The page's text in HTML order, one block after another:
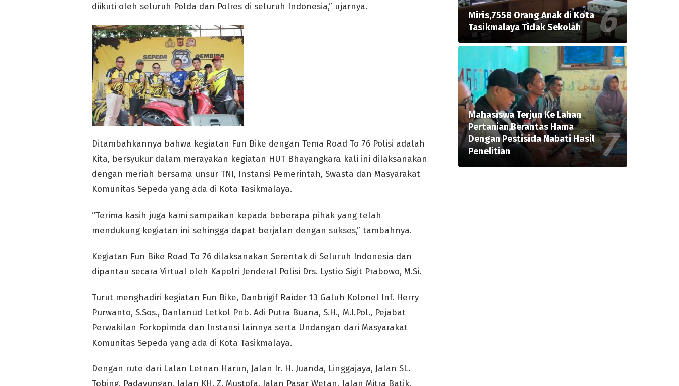
diikuti oleh seluruh Polda dan Polres di seluruh Indonesia,” ujarnya.
Ditambahkannya bahwa kegiatan Fun Bike dengan Tema Road To 76 Polisi adalah
Kita, bersyukur dalam merayakan kegiatan HUT Bhayangkara kali ini dilaksanakan
dengan meriah bersama unsur TNI, Instansi Pemerintah, Swasta dan Masyarakat
Komunitas Sepeda yang ada di Kota Tasikmalaya.
“Terima kasih juga kami sampaikan kepada beberapa pihak yang telah
mendukung kegiatan ini sehingga dapat berjalan dengan sukses,” tambahnya.
Kegiatan Fun Bike Road To 76 dilaksanakan Serentak di Seluruh Indonesia dan
dipantau secara Virtual oleh Kapolri Jenderal Polisi Drs. Lystio Sigit Prabowo, M.Si.
Turut menghadiri kegiatan Fun Bike, Danbrigif Raider 13 Galuh Kolonel Inf. Herry
Purwanto, S.Sos., Danlanud Letkol Pnb. Adi Putra Buana, S.H., M.I.Pol., Pejabat
Perwakilan Forkopimda dan Instansi lainnya serta Undangan dari Masyarakat
Komunitas Sepeda yang ada di Kota Tasikmalaya.
Dengan rute dari Lalan Letnan Harun, Jalan Ir. H. Juanda, Linggajaya, Jalan SL.
Tobing, Padayungan, Jalan KH. Z. Mustofa, Jalan Pasar Wetan, Jalan Mitra Batik,
Miris,7558 Orang Anak di Kota
Tasikmalaya Tidak Sekolah
Mahasiswa Terjun Ke Lahan
Pertanian,Berantas Hama
Dengan Pestisida Nabati Hasil
Penelitian